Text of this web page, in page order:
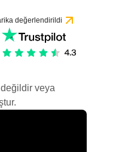
değerlendirildi
veya